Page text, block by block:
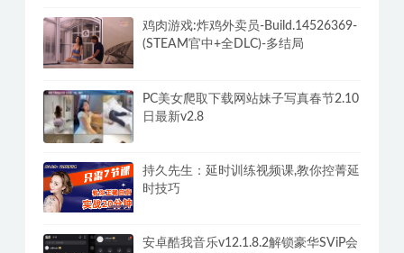
鸡肉游戏:炸鸡外卖员-Build.14526369-
(STEAM官中+全DLC)-多结局
PC美女爬取下载网站妹子写真春节2.10
日最新v2.8
持久先生：延时训练视频课,教你控菁延
时技巧
安卓酷我音乐v12.1.8.2解锁豪华SViP会